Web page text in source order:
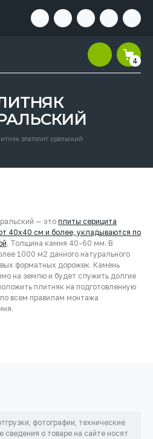
4
златолит уральский
— это плиты серицита
40х40 см и более, укладываются по
. Толщина камня 40-60 мм. В
1000 м2 данного натурального
форматных дорожек. Камень
на землю и будет служить долгие
плитняк на подготовленную
всем правилам монтажа
фотографии, технические
сведения о товаре на сайте носят